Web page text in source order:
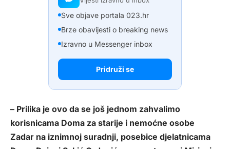
Sve objave portala 023.hr
Brze obavijesti o breaking news
Izravno u Messenger inbox
Pridruži se
– Prilika je ovo da se još jednom zahvalimo
korisnicama Doma za starije i nemoćne osobe
Zadar na iznimnoj suradnji, posebice djelatnicama